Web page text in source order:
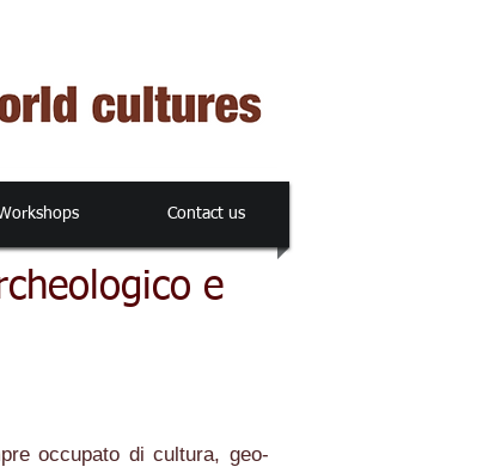
Contact us
e
occupato di cultura, geo-